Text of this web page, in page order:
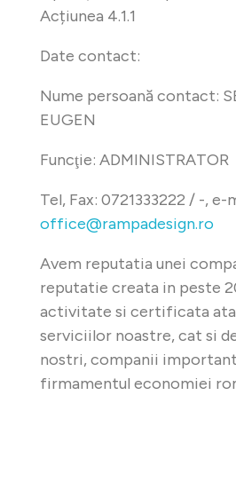
Acțiunea 4.1.1
Date contact:
Nume persoană contact:
EUGEN
Funcţie: ADMINISTRATOR
Tel, Fax: 0721333222 / -, e-
office@rampadesign.ro
Avem reputatia unei
reputatie creata in peste
activitate si certificata
serviciilor noastre, cat si
nostri, companii
firmamentul economiei